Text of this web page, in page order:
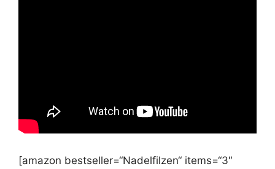
[amazon bestseller=“Nadelfilzen“ items=“3″